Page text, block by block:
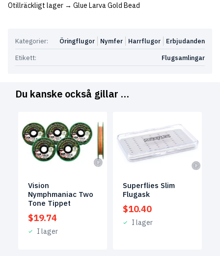
$3.14.$2.83.
Otillräckligt lager → Glue Larva Gold Bead
Kategorier: Erbjudanden
Harrflugor
Nymfer
Öringflugor
Etikett:
Flugsamlingar
Du kanske också gillar …
Vision
Nymphmaniac Two
Tone Tippet
$19.74
I lager
Superflies Slim
Flugask
$10.40
I lager